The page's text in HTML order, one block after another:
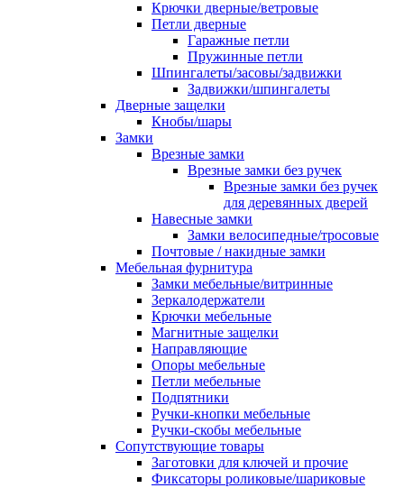
Крючки дверные/ветровые
Петли дверные
Гаражные петли
Пружинные петли
Шпингалеты/засовы/задвижки
Задвижки/шпингалеты
Дверные защелки
Кнобы/шары
Замки
Врезные замки
Врезные замки без ручек
Врезные замки без ручек
для деревянных дверей
Навесные замки
Замки велосипедные/тросовые
Почтовые / накидные замки
Мебельная фурнитура
Замки мебельные/витринные
Зеркалодержатели
Крючки мебельные
Магнитные защелки
Направляющие
Опоры мебельные
Петли мебельные
Подпятники
Ручки-кнопки мебельные
Ручки-скобы мебельные
Сопутствующие товары
Заготовки для ключей и прочие
Фиксаторы роликовые/шариковые